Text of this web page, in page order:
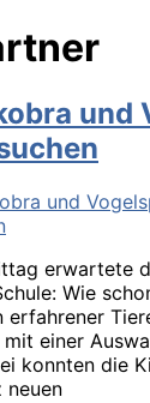
und
erwartete
Wie
erfahrener
einer
konnten die
neuen